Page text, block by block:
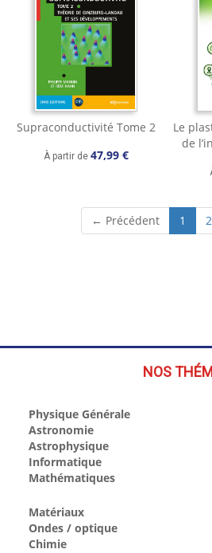
Supraconductivité Tome 2
À partir de 47,99 €
Le
de
← Précédent 1 2
NOS
Physique Générale
Astronomie
Astrophysique
Informatique
Mathématiques
Matériaux
Ondes / optique
Chimie